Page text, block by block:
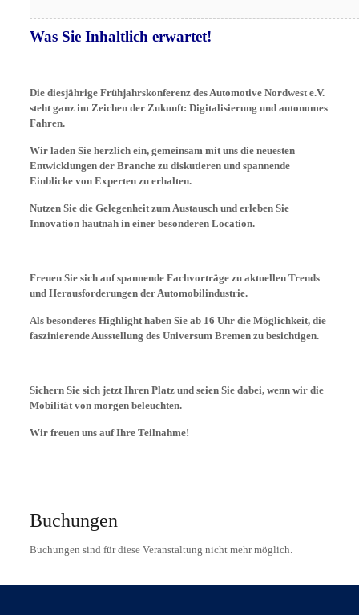
Was Sie Inhaltlich erwartet!
Die diesjährige Frühjahrskonferenz des Automotive Nordwest e.V.
steht ganz im Zeichen der Zukunft: Digitalisierung und autonomes
Fahren.
Wir laden Sie herzlich ein, gemeinsam mit uns die neuesten
Entwicklungen der Branche zu diskutieren und spannende
Einblicke von Experten zu erhalten.
Nutzen Sie die Gelegenheit zum Austausch und erleben Sie
Innovation hautnah in einer besonderen Location.
Freuen Sie sich auf spannende Fachvorträge zu aktuellen Trends
und Herausforderungen der Automobilindustrie.
Als besonderes Highlight haben Sie ab 16 Uhr die Möglichkeit, die
faszinierende Ausstellung des Universum Bremen zu besichtigen.
Sichern Sie sich jetzt Ihren Platz und seien Sie dabei, wenn wir die
Mobilität von morgen beleuchten.
Wir freuen uns auf Ihre Teilnahme!
Buchungen
Buchungen sind für diese Veranstaltung nicht mehr möglich.